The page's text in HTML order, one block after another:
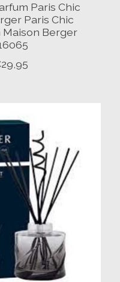
Paris Chic
Paris Chic
Maison Berger